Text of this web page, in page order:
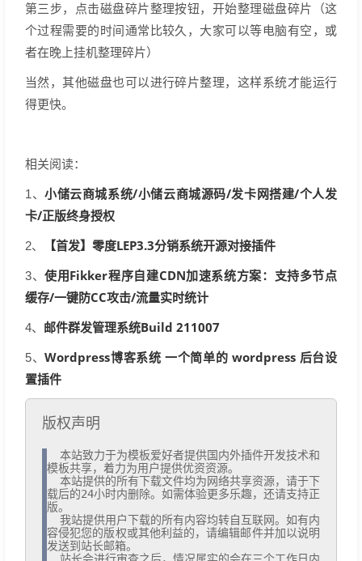
第三步，点击磁盘碎片整理按钮，开始整理磁盘碎片（这
个过程需要的时间通常比较久，大家可以等电脑有空，或
者在晚上挂机整理碎片）
当然，其他磁盘也可以进行碎片整理，这样系统才能运行
得更快。
相关阅读：
1、小储云商城系统/小储云商城源码/发卡网搭建/个人发
卡/正版终身授权
2、 【首发】零度LEP3.3分销系统开源对接插件
3、使用Fikker程序自建CDN加速系统方案：支持多节点
缓存/一键防CC攻击/流量实时统计
4、 邮件群发管理系统Build 211007
5、Wordpress博客系统 一个简单的 wordpress 后台设
置插件
版权声明
模板共享，着力为用户提供优资资源。
载后的24小时内删除。如需体验更多乐趣，还请支持正
版。
容侵犯您的版权或其他利益的，请编辑邮件并加以说明
发送到站长邮箱。